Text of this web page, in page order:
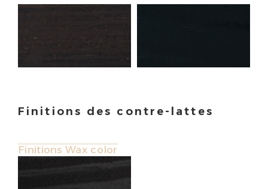
Finitions des contre-lattes
Finitions Wax color